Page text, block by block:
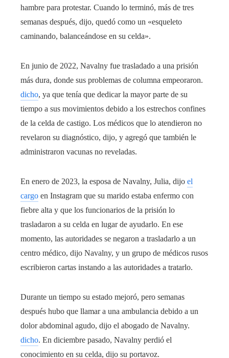
hambre para protestar. Cuando lo terminó, más de tres
semanas después, dijo, quedó como un «esqueleto
caminando, balanceándose en su celda».
En junio de 2022, Navalny fue trasladado a una prisión
más dura, donde sus problemas de columna empeoraron.
dicho, ya que tenía que dedicar la mayor parte de su
tiempo a sus movimientos debido a los estrechos confines
de la celda de castigo. Los médicos que lo atendieron no
revelaron su diagnóstico, dijo, y agregó que también le
administraron vacunas no reveladas.
En enero de 2023, la esposa de Navalny, Julia, dijo el
cargo en Instagram que su marido estaba enfermo con
fiebre alta y que los funcionarios de la prisión lo
trasladaron a su celda en lugar de ayudarlo. En ese
momento, las autoridades se negaron a trasladarlo a un
centro médico, dijo Navalny, y un grupo de médicos rusos
escribieron cartas instando a las autoridades a tratarlo.
Durante un tiempo su estado mejoró, pero semanas
después hubo que llamar a una ambulancia debido a un
dolor abdominal agudo, dijo el abogado de Navalny.
dicho. En diciembre pasado, Navalny perdió el
conocimiento en su celda, dijo su portavoz.